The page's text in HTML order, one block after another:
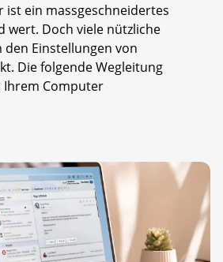
ist ein massgeschneidertes
wert. Doch viele nützliche
Einstellungen von
Die folgende Wegleitung
Computer